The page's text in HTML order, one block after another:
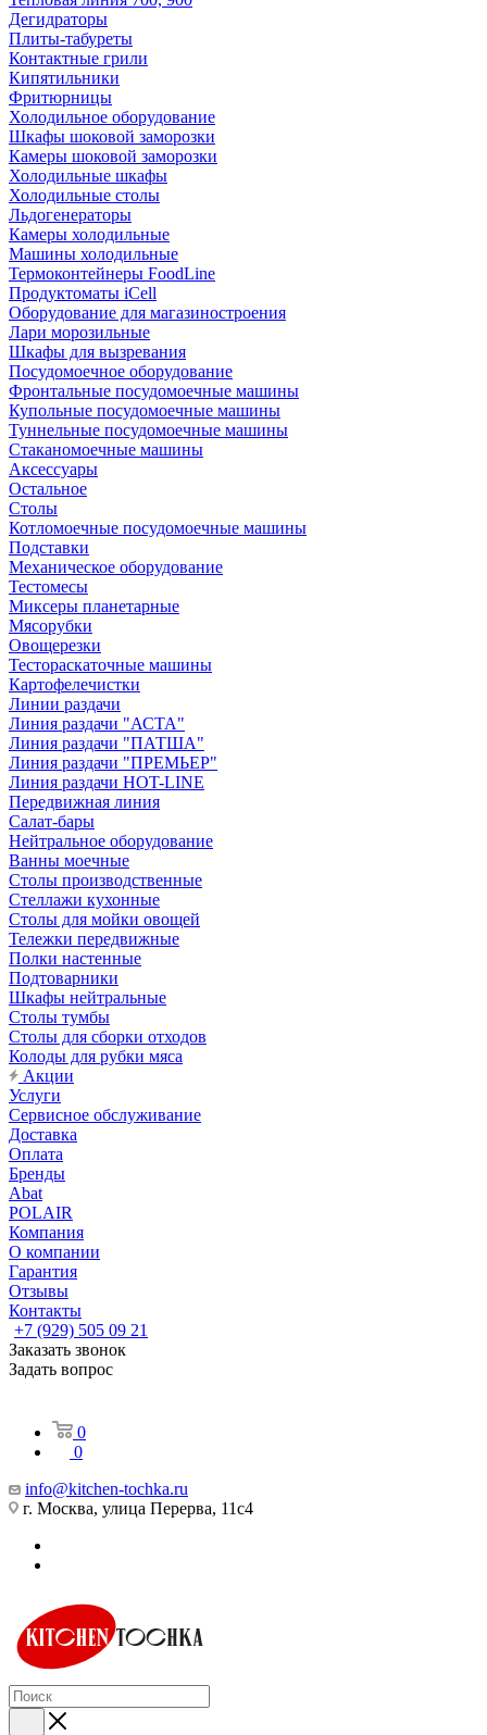
Дегидраторы
Плиты-табуреты
Контактные грили
Кипятильники
Фритюрницы
Холодильное оборудование
Шкафы шоковой заморозки
Камеры шоковой заморозки
Холодильные шкафы
Холодильные столы
Льдогенераторы
Камеры холодильные
Машины холодильные
Термоконтейнеры FoodLine
Продуктоматы iCell
Оборудование для магазиностроения
Лари морозильные
Шкафы для вызревания
Посудомоечное оборудование
Фронтальные посудомоечные машины
Купольные посудомоечные машины
Туннельные посудомоечные машины
Стаканомоечные машины
Аксессуары
Остальное
Столы
Котломоечные посудомоечные машины
Подставки
Механическое оборудование
Тестомесы
Миксеры планетарные
Мясорубки
Овощерезки
Тестораскаточные машины
Картофелечистки
Линии раздачи
Линия раздачи "АСТА"
Линия раздачи "ПАТША"
Линия раздачи "ПРЕМЬЕР"
Линия раздачи HOT-LINE
Передвижная линия
Салат-бары
Нейтральное оборудование
Ванны моечные
Столы производственные
Стеллажи кухонные
Столы для мойки овощей
Тележки передвижные
Полки настенные
Подтоварники
Шкафы нейтральные
Столы тумбы
Столы для сборки отходов
Колоды для рубки мяса
Акции
Услуги
Сервисное обслуживание
Доставка
Оплата
Бренды
Abat
POLAIR
Компания
О компании
Гарантия
Отзывы
Контакты
+7 (929) 505 09 21
Заказать звонок
Задать вопрос
0
0
info@kitchen-tochka.ru
г. Москва, улица Перерва, 11с4